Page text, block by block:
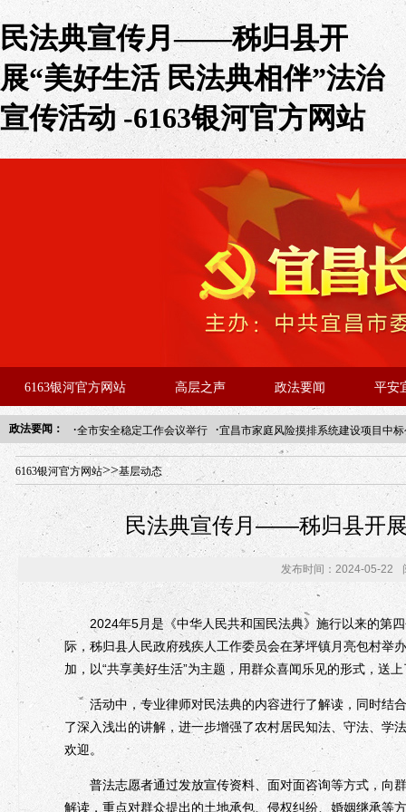
民法典宣传月——秭归县开
展“美好生活 民法典相伴”法治
宣传活动 -6163银河官方网站
6163银河官方网站 高层之声 政法要闻 平安
政法要闻： ·全市安全稳定工作会议举行 ·宜昌市家庭风险摸排系统建设项目中
年“招才兴业”事业单位人才引进·北京站人民大学入校工作提醒
6163银河官方网站>>基层动态
民法典宣传月——秭归县开展
发布时间：2024-05-22
2024年5月是《中华人民共和国民法典》施行以来的第四
际，秭归县人民政府残疾人工作委员会在茅坪镇月亮包村举
加，以“共享美好生活”为主题，用群众喜闻乐见的形式，送
活动中，专业律师对民法典的内容进行了解读，同时结
了深入浅出的讲解，进一步增强了农村居民知法、守法、学
欢迎。
普法志愿者通过发放宣传资料、面对面咨询等方式，向
解读，重点对群众提出的土地承包、侵权纠纷、婚姻继承等